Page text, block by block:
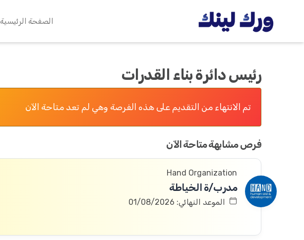
الصفحة الرئيسية
رئيس دائرة بناء القدرات
تم الانتهاء من التقديم على هذه الفرصة وهي لم تعد متاحة الآن
فرص مشابهة متاحة الآن
Hand Organization
مدرب/ة الخياطة
الموعد النهائي: 01/08/2026